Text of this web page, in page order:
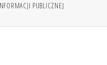
PUBLICZNEJ